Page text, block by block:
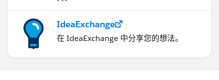
IdeaExchange
在 IdeaExchange 中分享您的想法。